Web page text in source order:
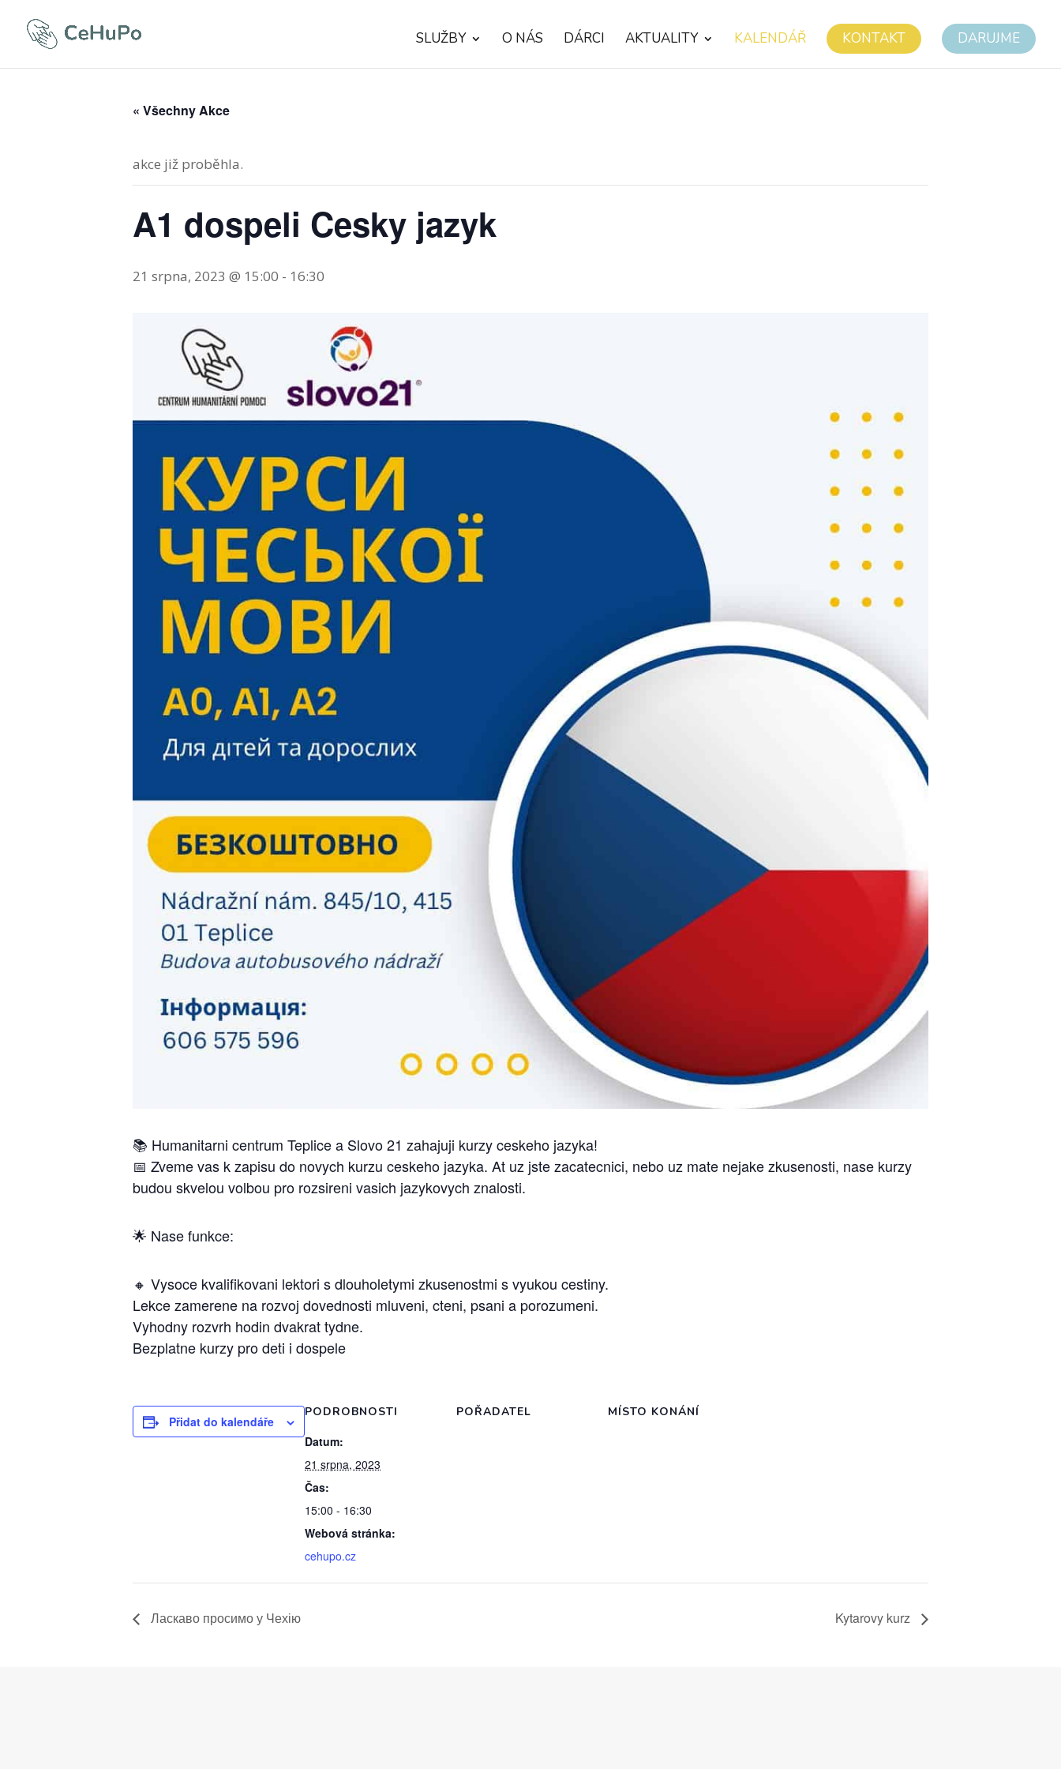
SLUŽBY O NÁS DÁRCI AKTUALITY KALENDÁŘ KONTAKT DARUJME
« Všechny Akce
akce již proběhla.
A1 dospeli Cesky jazyk
21 srpna, 2023 @ 15:00 - 16:30
📚 Humanitarni centrum Teplice a Slovo 21 zahajuji kurzy ceskeho jazyka!
📅 Zveme vas k zapisu do novych kurzu ceskeho jazyka. At uz jste zacatecnici, nebo uz mate nejake zkusenosti, nase kurzy
budou skvelou volbou pro rozsireni vasich jazykovych znalosti.
🌟 Nase funkce:
🔸 Vysoce kvalifikovani lektori s dlouholetymi zkusenostmi s vyukou cestiny.
Lekce zamerene na rozvoj dovednosti mluveni, cteni, psani a porozumeni.
Vyhodny rozvrh hodin dvakrat tydne.
Bezplatne kurzy pro deti i dospele
Přidat do kalendáře
PODROBNOSTI
Datum:
21 srpna, 2023
Čas:
15:00 - 16:30
Webová stránka:
cehupo.cz
POŘADATEL MÍSTO KONÁNÍ
Ласкаво просимо у Чехію Kytarovy kurz